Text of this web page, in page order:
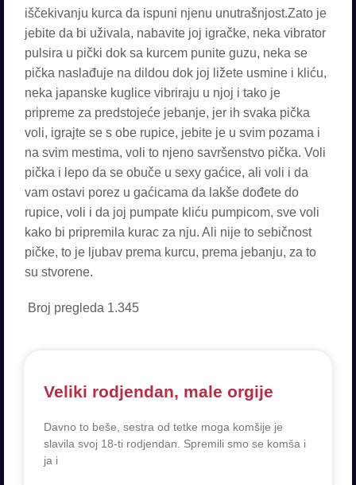
iščekivanju kurca da ispuni njenu unutrašnjost.Zato je
jebite da bi uživala, nabavite joj igračke, neka vibrator
pulsira u pički dok sa kurcem punite guzu, neka se
pička naslađuje na dildou dok joj ližete usmine i kliću,
neka japanske kuglice vibriraju u njoj i tako je
pripreme za predstojeće jebanje, jer ih svaka pička
voli, igrajte se s obe rupice, jebite je u svim pozama i
na svim mestima, voli to njeno savršenstvo pička. Voli
pička i lepo da se obuče u sexy gaćice, ali voli i da
vam ostavi porez u gaćicama da lakše dođete do
rupice, voli i da joj pumpate kliću pumpicom, sve voli
kako bi pripremila kurac za nju. Ali nije to sebičnost
pičke, to je ljubav prema kurcu, prema jebanju, za to
su stvorene.
Broj pregleda 1.345
Veliki rodjendan, male orgije
Davno to beše, sestra od tetke moga komšije je
slavila svoj 18-ti rodjendan. Spremili smo se komša i
ja i